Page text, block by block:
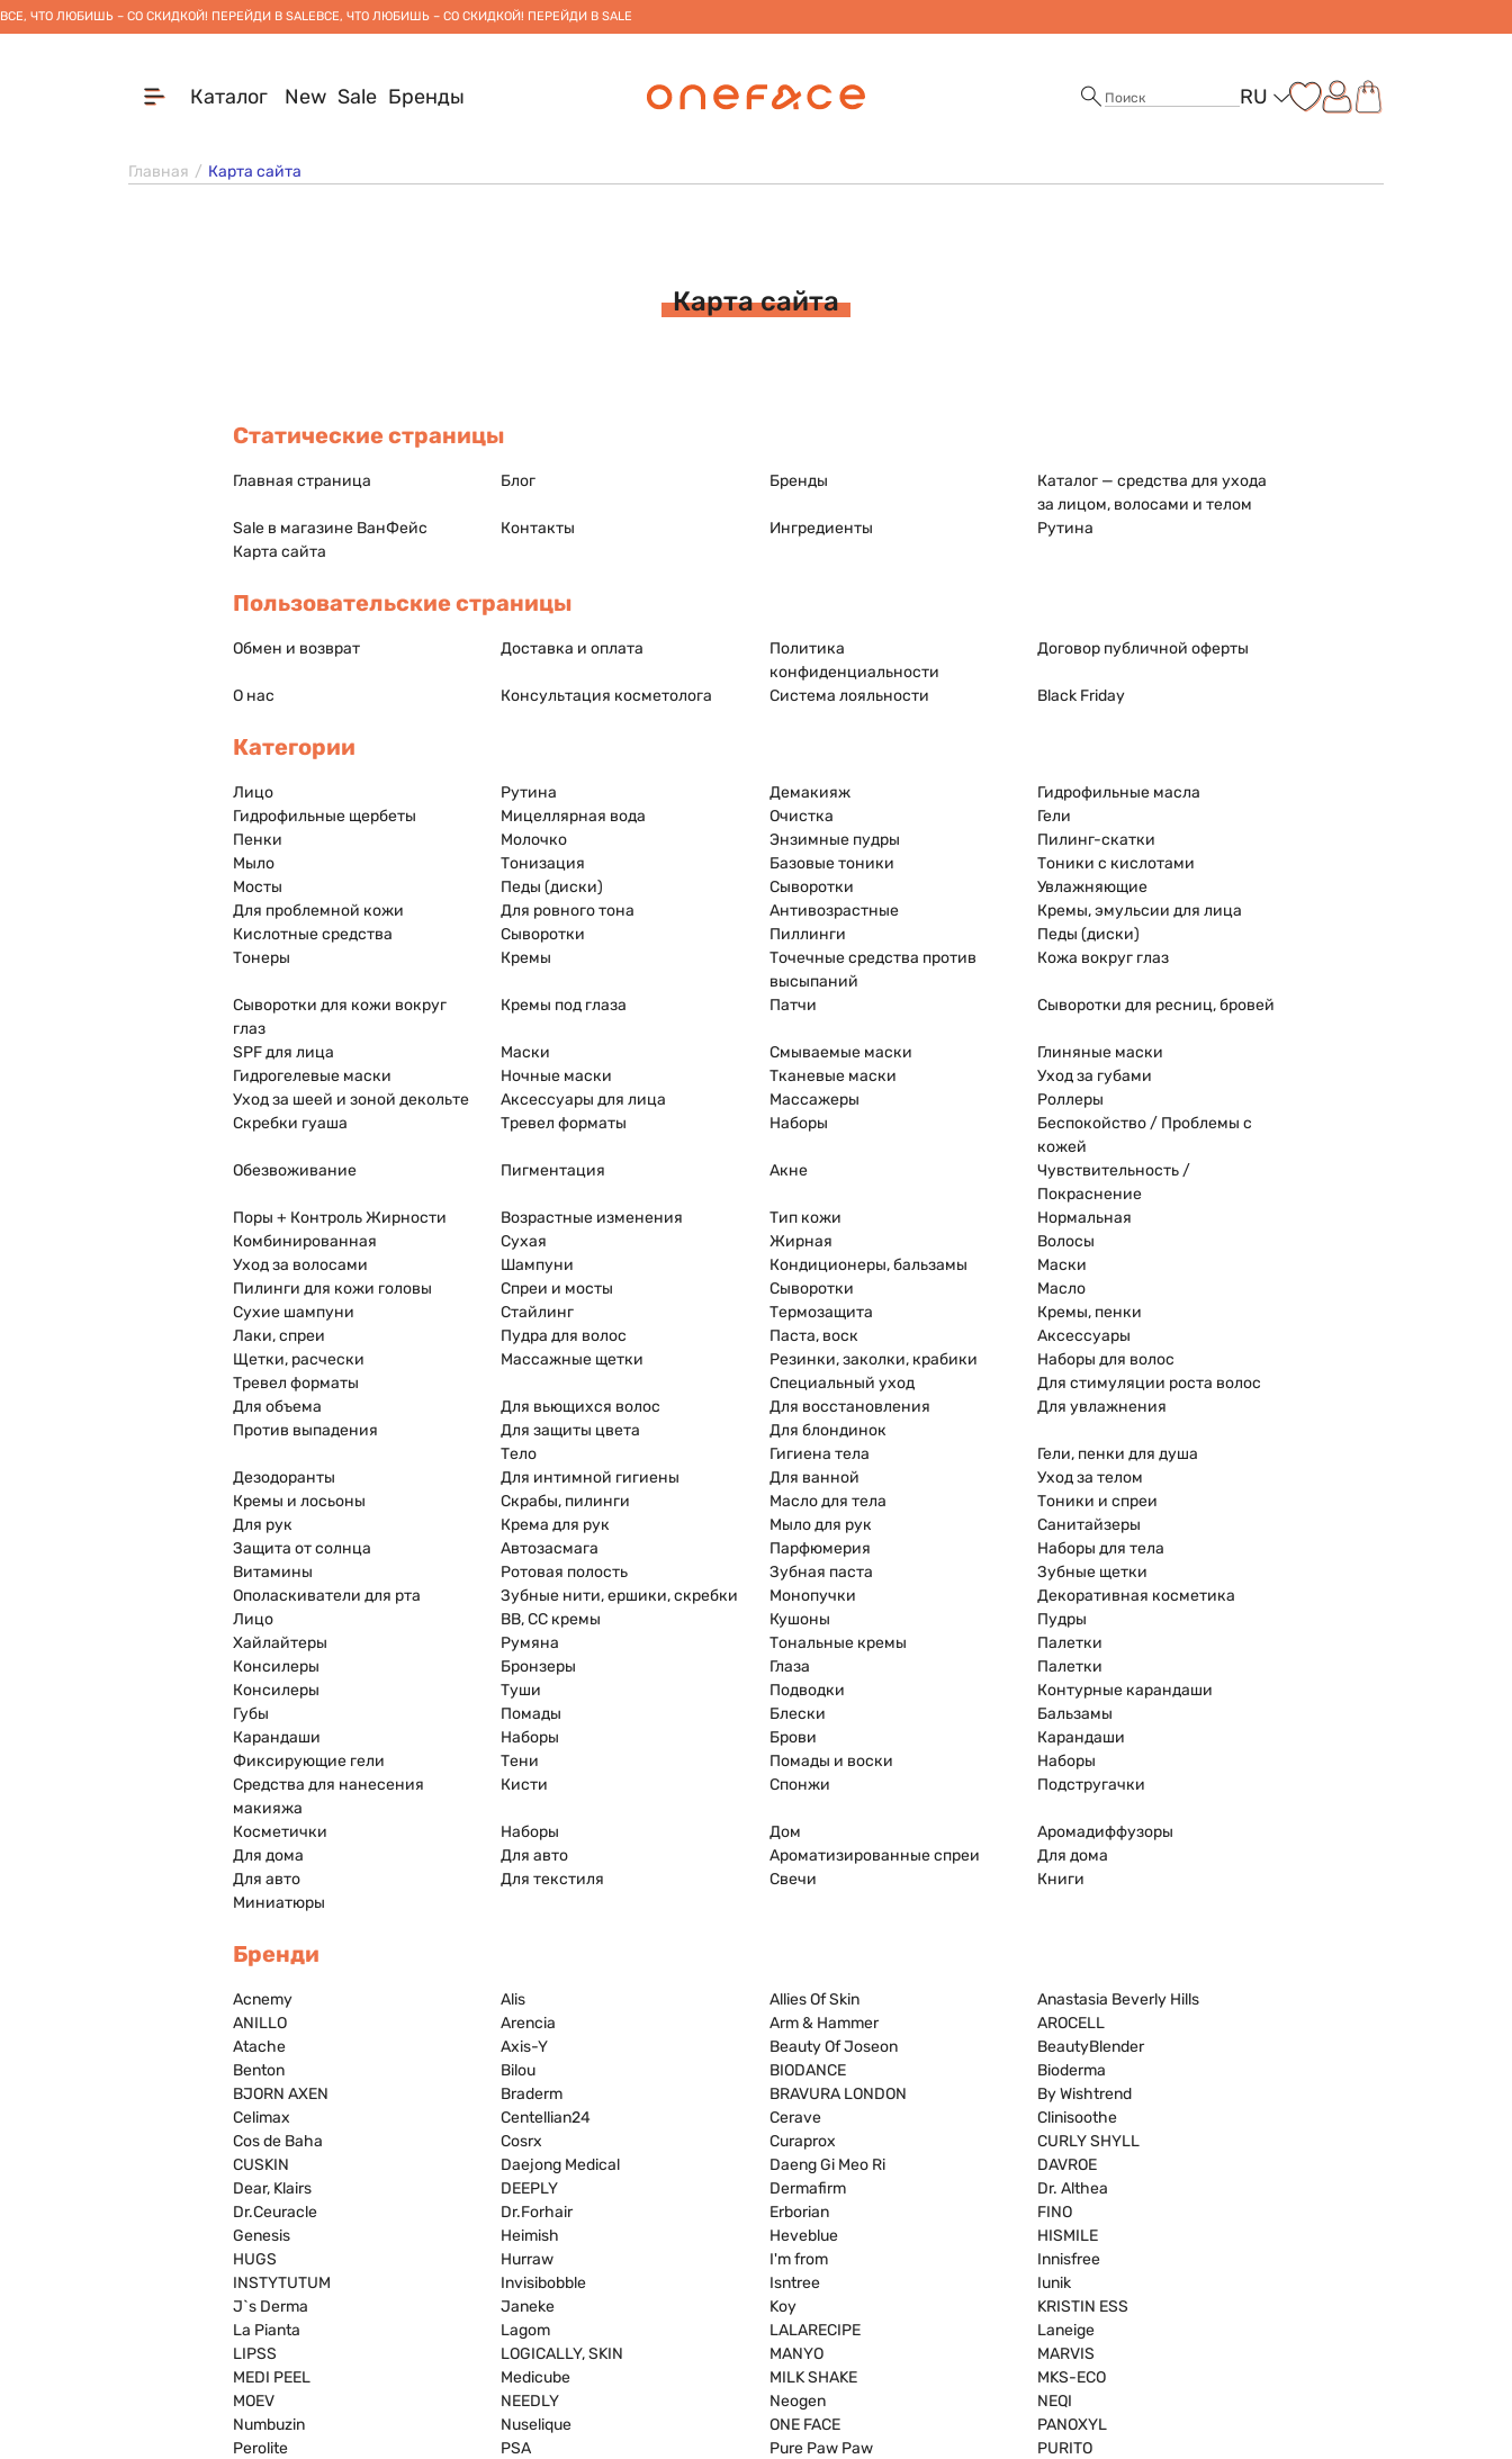
ВСЕ, ЧТО ЛЮБИШЬ – СО СКИДКОЙ! ПЕРЕЙДИ В SALEВСЕ, ЧТО ЛЮБИШЬ – СО СКИДКОЙ! ПЕРЕЙДИ В SALE
Каталог New Sale Бренды RU
Главная Карта сайта
Карта сайта
Статические страницы
Главная страница Блог Бренды
Каталог — средства для ухода
за лицом, волосами и телом
Sale в магазине ВанФейс
Контакты Ингредиенты
Рутина
Карта сайта
Пользовательские страницы
Обмен и возврат Доставка и оплата
Политика
конфиденциальности
Договор публичной оферты
О нас Консультация косметолога Система лояльности Black Friday
Категории
Лицо Рутина Демакияж
Гидрофильные масла
Гидрофильные щербеты
Мицеллярная вода Очистка
Гели
Пенки
Молочко Энзимные пудры
Пилинг-скатки
Мыло
Тонизация Базовые тоники
Тоники с кислотами
Мосты
Педы (диски) Сыворотки
Увлажняющие
Для проблемной кожи
Для ровного тона Антивозрастные
Кремы, эмульсии для лица
Кислотные средства
Сыворотки Пиллинги
Педы (диски)
Тонеры
Кремы
Точечные средства против
высыпаний
Кожа вокруг глаз
Сыворотки для кожи вокруг
глаз
Кремы под глаза Патчи Сыворотки для ресниц, бровей
SPF для лица Маски Смываемые маски
Глиняные маски
Гидрогелевые маски
Ночные маски Тканевые маски
Уход за губами
Уход за шеей и зоной декольте
Аксессуары для лица Массажеры
Роллеры
Скребки гуаша
Тревел форматы Наборы
Беспокойство / Проблемы с
кожей
Обезвоживание
Пигментация Акне
Чувствительность /
Покраснение
Поры + Контроль Жирности
Возрастные изменения Тип кожи
Нормальная
Комбинированная
Сухая Жирная
Волосы
Уход за волосами
Шампуни Кондиционеры, бальзамы
Маски
Пилинги для кожи головы
Спреи и мосты Сыворотки
Масло
Сухие шампуни
Стайлинг Термозащита
Кремы, пенки
Лаки, спреи
Пудра для волос Паста, воск
Аксессуары
Щетки, расчески
Массажные щетки Резинки, заколки, крабики
Наборы для волос
Тревел форматы
Специальный уход
Для стимуляции роста волос
Для объема
Для вьющихся волос Для восстановления
Для увлажнения
Против выпадения
Для защиты цвета
Для блондинок
Тело
Гигиена тела
Гели, пенки для душа
Дезодоранты
Для интимной гигиены Для ванной
Уход за телом
Кремы и лосьоны
Скрабы, пилинги Масло для тела
Тоники и спреи
Для рук
Крема для рук Мыло для рук
Санитайзеры
Защита от солнца
Автозасмага Парфюмерия
Наборы для тела
Витамины
Ротовая полость Зубная паста
Зубные щетки
Ополаскиватели для рта
Зубные нити, ершики, скребки Монопучки
Декоративная косметика
Лицо
ВВ, СС кремы Кушоны
Пудры
Хайлайтеры
Румяна Тональные кремы
Палетки
Консилеры
Бронзеры Глаза
Палетки
Консилеры
Туши Подводки
Контурные карандаши
Губы
Помады Блески
Бальзамы
Карандаши
Наборы Брови
Карандаши
Фиксирующие гели
Тени Помады и воски
Наборы
Средства для нанесения
макияжа
Кисти Спонжи Подстругачки
Косметички Наборы Дом
Аромадиффузоры
Для дома
Для авто Ароматизированные спреи
Для дома
Для авто
Для текстиля Свечи
Книги
Миниатюры
Бренди
Acnemy Alis Allies Of Skin
Anastasia Beverly Hills
ANILLO
Arencia Arm & Hammer
AROCELL
Atache
Axis-Y Beauty Of Joseon
BeautyBlender
Benton
Bilou BIODANCE
Bioderma
BJORN AXEN
Braderm BRAVURA LONDON
By Wishtrend
Celimax
Centellian24 Cerave
Clinisoothe
Cos de Baha
Cosrx Curaprox
CURLY SHYLL
CUSKIN
Daejong Medical Daeng Gi Meo Ri
DAVROE
Dear, Klairs
DEEPLY Dermafirm
Dr. Althea
Dr.Ceuracle
Dr.Forhair Erborian
FINO
Genesis
Heimish Heveblue
HISMILE
HUGS
Hurraw I'm from
Innisfree
INSTYTUTUM
Invisibobble Isntree
Iunik
J`s Derma
Janeke Koy
KRISTIN ESS
La Pianta
Lagom LALARECIPE
Laneige
LIPSS
LOGICALLY, SKIN MANYO
MARVIS
MEDI PEEL
Medicube MILK SHAKE
MKS-ECO
MOEV
NEEDLY Neogen
NEQI
Numbuzin
Nuselique ONE FACE
PANOXYL
Perolite
PSA Pure Paw Paw
PURITO